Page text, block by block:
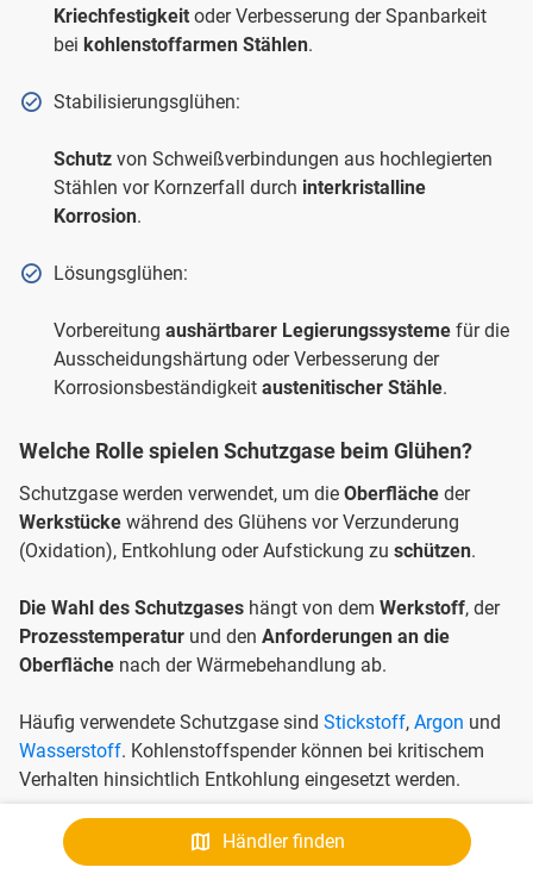
Händler finden
Kriechfestigkeitoder Verbesserung der Spanbarkeit
bei kohlenstoffarmen Stählen.
Stabilisierungsglühen:
Schutz von Schweißverbindungen aus hochlegierten
Stählen vor Kornzerfall durch interkristalline
Korrosion.
Lösungsglühen:
Vorbereitung aushärtbarer Legierungssystemefür die
Ausscheidungshärtung oder Verbesserung der
Korrosionsbeständigkeit austenitischer Stähle.
Welche Rolle spielen Schutzgase beim Glühen?
Schutzgase werden verwendet, um die Oberfläche der
Werkstücke während des Glühens vor Verzunderung
(Oxidation), Entkohlung oder Aufstickung zu schützen.
Die Wahl des Schutzgases hängt von dem Werkstoff, der
Prozesstemperatur und den Anforderungen an die
Oberfläche nach der Wärmebehandlung ab.
Häufig verwendete Schutzgase sind Stickstoff, Argon und
Wasserstoff. Kohlenstoffspender können bei kritischem
Verhalten hinsichtlich Entkohlung eingesetzt werden.
Was sind typische Schutzgase für verschiedene